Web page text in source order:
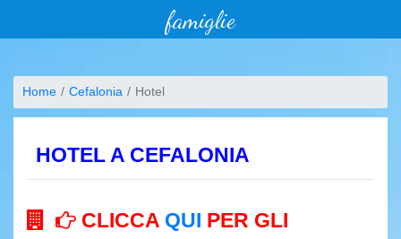
famiglie
Home Cefalonia Hotel
HOTEL A CEFALONIA
CLICCA QUI PER GLI